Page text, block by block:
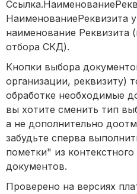
НаименованиеРеквизита
наименование Реквизита
отбора СКД).
Кнопки выбора
организации, реквизиту)
обработке необходимые
вы хотите сменить тип
а не дополнительно
забудьте сперва
пометки" из
документов.
Проверено на версиях